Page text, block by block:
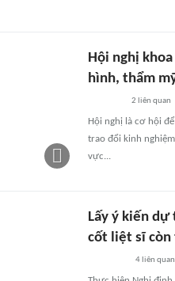
Hội nghị
hình, thẩm
2 liên quan
Hội nghị là cơ hội
trao đổi kinh
vực...
Lấy ý kiến dự
cốt liệt sĩ
4 liên quan